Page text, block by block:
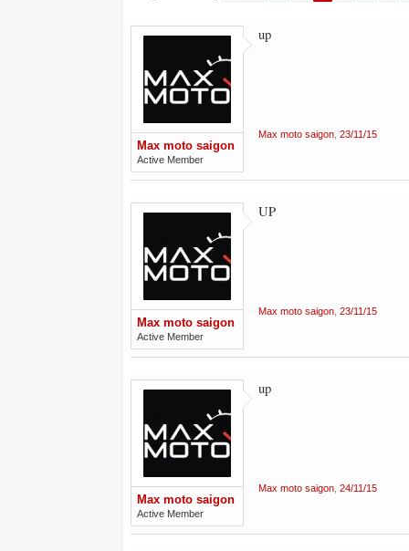
Max moto saigon
Active Member
up
Max moto saigon 23/11/15
Max moto saigon
Active Member
UP
Max moto saigon 23/11/15
Max moto saigon
Active Member
up
Max moto saigon 24/11/15